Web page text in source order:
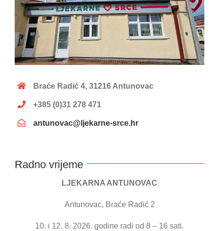
Braće Radić 4, 31216 Antunovac
+385 (0)31 278 471
antunovac@ljekarne-srce.hr
Radno vrijeme
LJEKARNA ANTUNOVAC
Antunovac, Braće Radić 2
10. i 12. 8. 2026. godine radi od 8 – 16 sati.